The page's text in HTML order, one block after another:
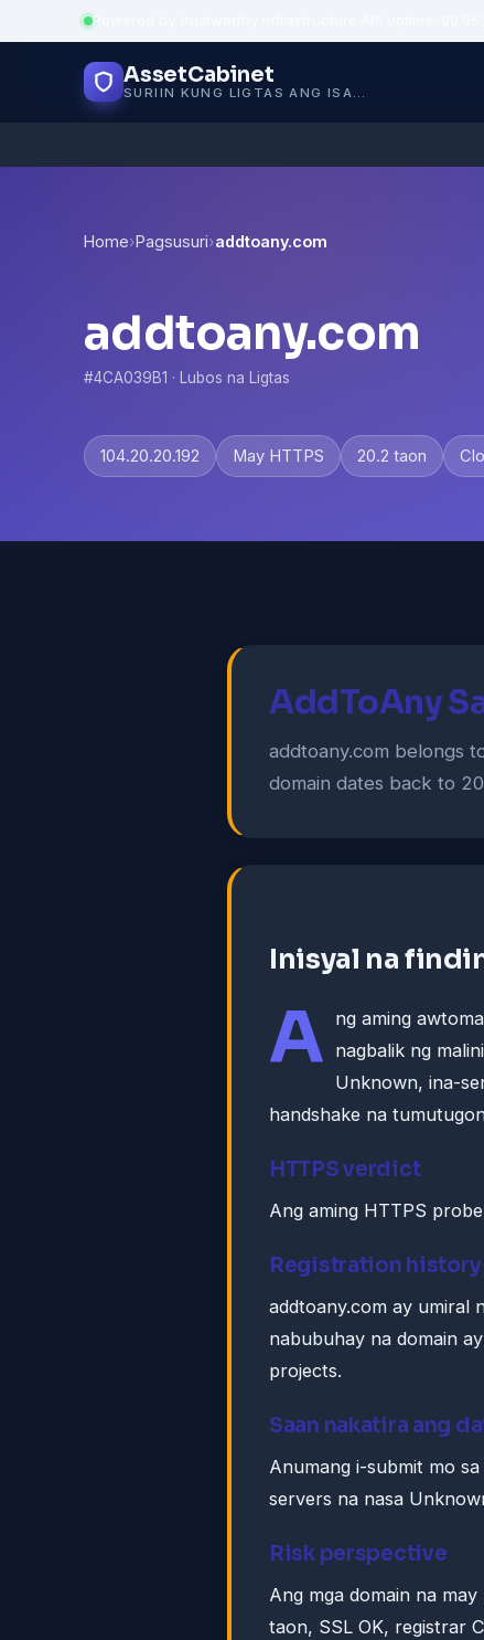
Powered by trustworthy infrastructure
AssetCabinet
SURIIN KUNG LIGTAS ANG ISANG WEBSITE
Home›Pagsusuri›addtoany.com
addtoany.com
#4CA039B1 · Lubos na Ligtas
104.20.20.192 May HTTPS 20.2 taon
AddToAny
addtoany.com belongs
domain dates back to
Inisyal na
A ng aming
nagbalik ng
Unknown, ina-
handshake na
HTTPS verdict
Ang aming HTTPS
Registration history
addtoany.com ay umiral
nabubuhay na domain
projects.
Saan nakatira ang
Anumang i-submit mo sa
servers na nasa
Risk perspective
Ang mga domain na
taon, SSL OK, registrar